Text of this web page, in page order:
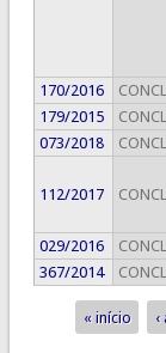
170/2016
179/2015
073/2018
112/2017
029/2016
367/2014
Páginas
« início